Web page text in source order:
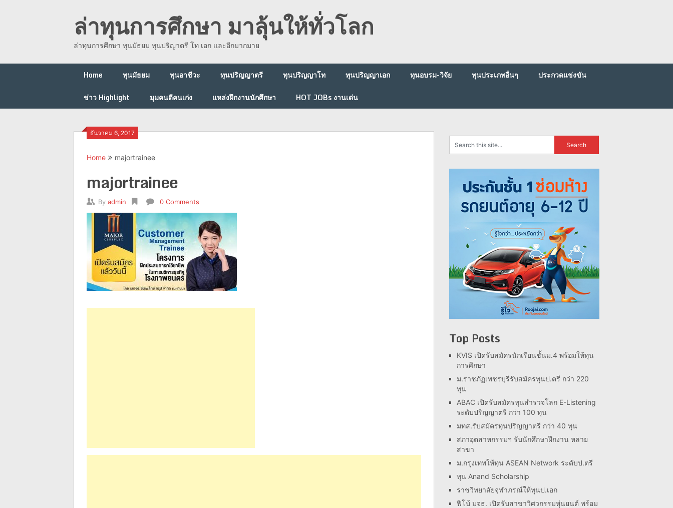
ล่าทุนการศึกษา มาลุ้นให้ทั่วโลก
ล่าทุนการศึกษา ทุนมัธยม ทุนปริญาตรี โท เอก และอีกมากมาย
Home ทุนมัธยม ทุนอาชีวะ ทุนปริญญาตรี ทุนปริญญาโท ทุนปริญญาเอก ทุนอบรม-วิจัย ทุนประเภทอื่นๆ
ประกวดแข่งขัน
ข่าว Highlight
มุมคนดีคนเก่ง แหล่งฝึกงานนักศึกษา HOT JOBs งานเด่น
ธันวาคม 6, 2017
Home majortrainee
majortrainee
By admin 0 Comments
Top Posts
KVIS เปิดรับสมัครนักเรียนชั้นม.4 พร้อมให้ทุน
การศึกษา
ม.ราชภัฏเพชรบุรีรับสมัครทุนป.ตรี กว่า 220
ทุน
ABAC เปิดรับสมัครทุนสำรวจโลก E-Listening
ระดับปริญญาตรี กว่า 100 ทุน
มทส.รับสมัครทุนปริญญาตรี กว่า 40 ทุน
สภาอุตสาหกรรมฯ รับนักศึกษาฝึกงาน หลาย
สาขา
ม.กรุงเทพให้ทุน ASEAN Network ระดับป.ตรี
ทุน Anand Scholarship
ราชวิทยาลัยจุฬาภรณ์ให้ทุนป.เอก
ฟีโบ้ มจธ. เปิดรับสาขาวิศวกรรมหุ่นยนต์ พร้อม